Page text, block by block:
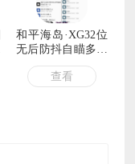
和平海岛·XG32位
无后防抖自瞄多功
能插件 v1.0
查看